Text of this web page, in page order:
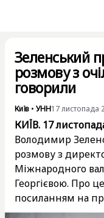
Зеленський
розмову з
говорили
Київ • УНН17 листопада
КИЇВ. 17
Володимир
розмову з
Міжнародного
Георгієвою. Про
посиланням на